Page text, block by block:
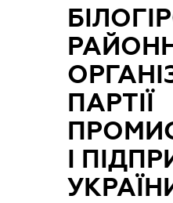
ПАРТІЇ
І